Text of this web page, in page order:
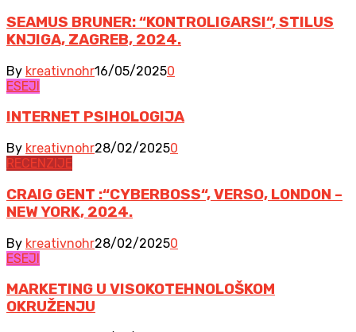
SEAMUS BRUNER: “KONTROLIGARSI“, STILUS
KNJIGA, ZAGREB, 2024.
By kreativnohr16/05/20250
ESEJI
INTERNET PSIHOLOGIJA
By kreativnohr28/02/20250
RECENZIJE
CRAIG GENT :“CYBERBOSS“, VERSO, LONDON –
NEW YORK, 2024.
By kreativnohr28/02/20250
ESEJI
MARKETING U VISOKOTEHNOLOŠKOM
OKRUŽENJU